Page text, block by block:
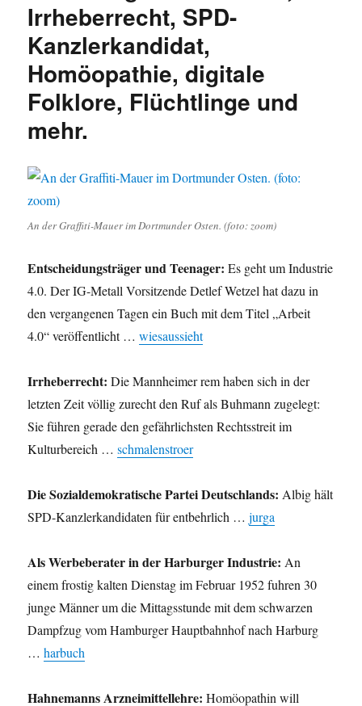
zu
Recht
und
weitere
Lesehinweise
sowie
Beste
Grüße
Irrheberrecht, SPD-
Kanzlerkandidat,
Homöopathie, digitale
Folklore, Flüchtlinge und
mehr.
An der Graffiti-Mauer im Dortmunder Osten. (foto: zoom)
Entscheidungsträger und Teenager: Es geht um Industrie
4.0. Der IG-Metall Vorsitzende Detlef Wetzel hat dazu in
den vergangenen Tagen ein Buch mit dem Titel „Arbeit
4.0“ veröffentlicht …wiesaussieht
Irrheberrecht: Die Mannheimer rem haben sich in der
letzten Zeit völlig zurecht den Ruf als Buhmann zugelegt:
Sie führen gerade den gefährlichsten Rechtsstreit im
Kulturbereich …schmalenstroer
Die Sozialdemokratische Partei Deutschlands: Albig hält
SPD-Kanzlerkandidaten für entbehrlich …jurga
Als Werbeberater in der Harburger Industrie: An
einem frostig kalten Dienstag im Februar 1952 fuhren 30
junge Männer um die Mittagsstunde mit dem schwarzen
Dampfzug vom Hamburger Hauptbahnhof nach Harburg
…harbuch
Hahnemanns Arzneimittellehre: Homöopathin will